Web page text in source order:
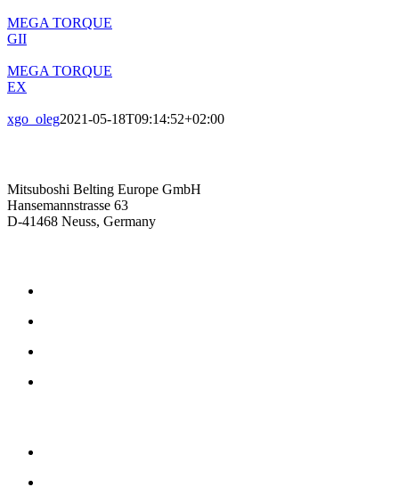
MEGA TORQUE
GII
MEGA TORQUE
EX
xgo_oleg2021-05-18T09:14:52+02:00
Mitsuboshi Belting Europe GmbH
Hansemannstrasse 63
D-41468 Neuss, Germany